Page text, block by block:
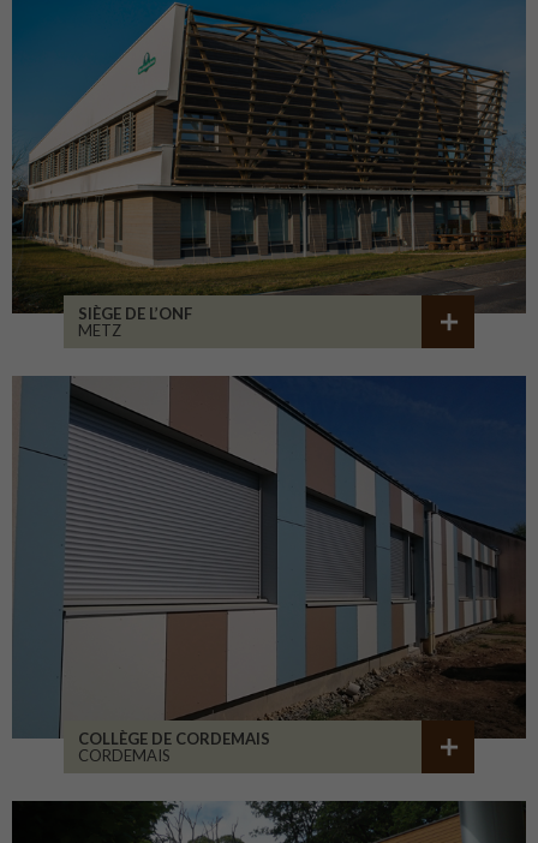
SIÈGE DE L’ONF
METZ
COLLÈGE DE CORDEMAIS
CORDEMAIS